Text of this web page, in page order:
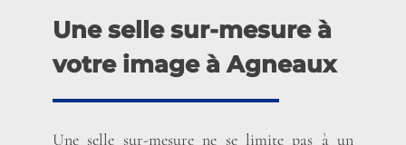
Une selle sur-mesure à
votre image à Agneaux
Une selle sur-mesure ne se limite pas à un